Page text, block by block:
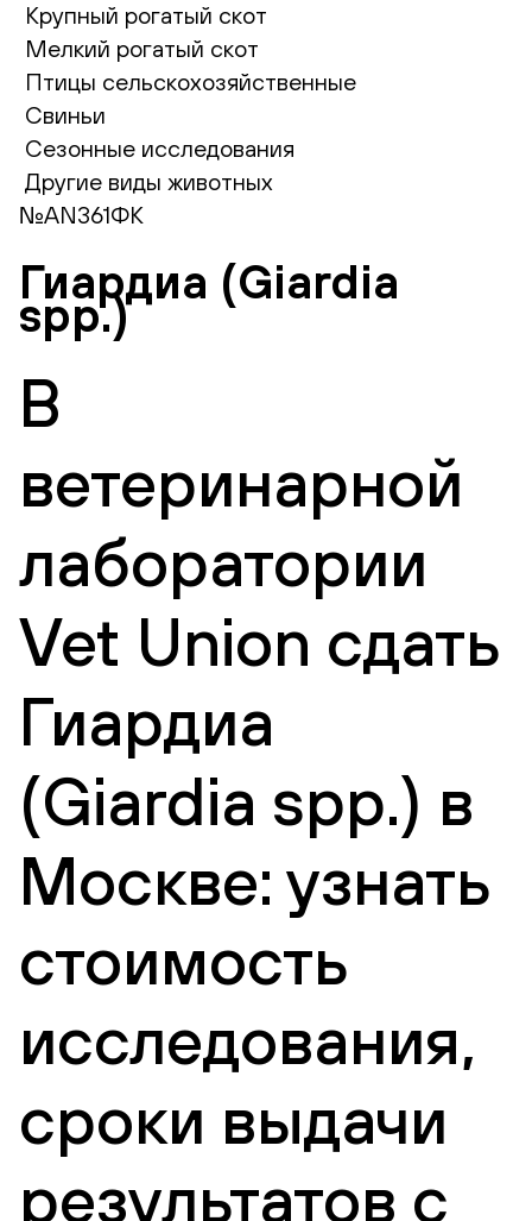
Крупный рогатый скот
Мелкий рогатый скот
Птицы сельскохозяйственные
Свиньи
Сезонные исследования
Другие виды животных
№AN361ФК
Гиардиа (Giardia
spp.)
В
ветеринарной
лаборатории
Vet Union сдать
Гиардиа
(Giardia spp.) в
Москве: узнать
стоимость
исследования,
сроки выдачи
результатов с